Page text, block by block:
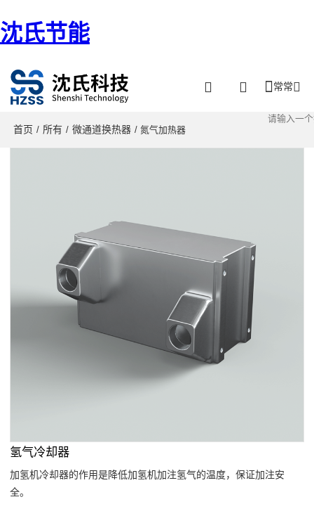
沈氏节能
常常
首页 / 所有 / 微通道换热器 / 氮气加热器
氢气冷却器
加氢机冷却器的作用是降低加氢机加注氢气的温度，保证加注安
全。